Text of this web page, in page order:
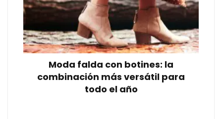
Moda falda con botines: la
combinación más versátil para
todo el año